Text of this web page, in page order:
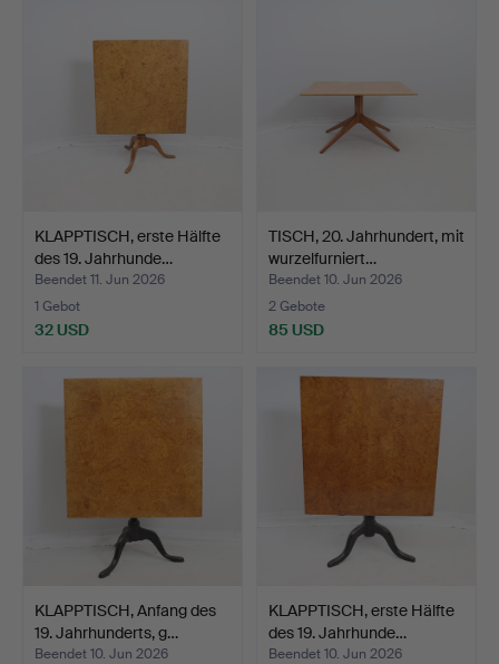
KLAPPTISCH, erste Hälfte
des 19. Jahrhunde…
Beendet 11. Jun 2026
1 Gebot
32 USD
TISCH, 20. Jahrhundert, mit
wurzelfurniert…
Beendet 10. Jun 2026
2 Gebote
85 USD
KLAPPTISCH, Anfang des
19. Jahrhunderts, g…
Beendet 10. Jun 2026
KLAPPTISCH, erste Hälfte
des 19. Jahrhunde…
Beendet 10. Jun 2026